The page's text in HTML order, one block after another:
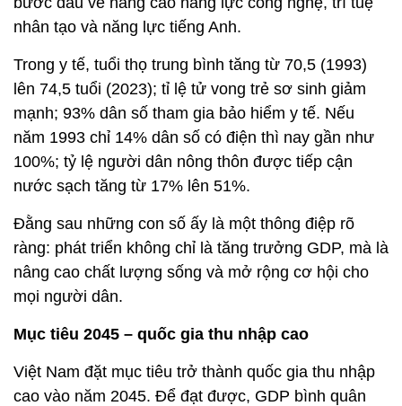
nhân tạo và năng lực tiếng Anh.
Trong y tế, tuổi thọ trung bình tăng từ 70,5 (1993)
lên 74,5 tuổi (2023); tỉ lệ tử vong trẻ sơ sinh giảm
mạnh; 93% dân số tham gia bảo hiểm y tế. Nếu
năm 1993 chỉ 14% dân số có điện thì nay gần như
100%; tỷ lệ người dân nông thôn được tiếp cận
nước sạch tăng từ 17% lên 51%.
Đằng sau những con số ấy là một thông điệp rõ
ràng: phát triển không chỉ là tăng trưởng GDP, mà là
nâng cao chất lượng sống và mở rộng cơ hội cho
mọi người dân.
Mục tiêu 2045 – quốc gia thu nhập cao
Việt Nam đặt mục tiêu trở thành quốc gia thu nhập
cao vào năm 2045. Để đạt được, GDP bình quân